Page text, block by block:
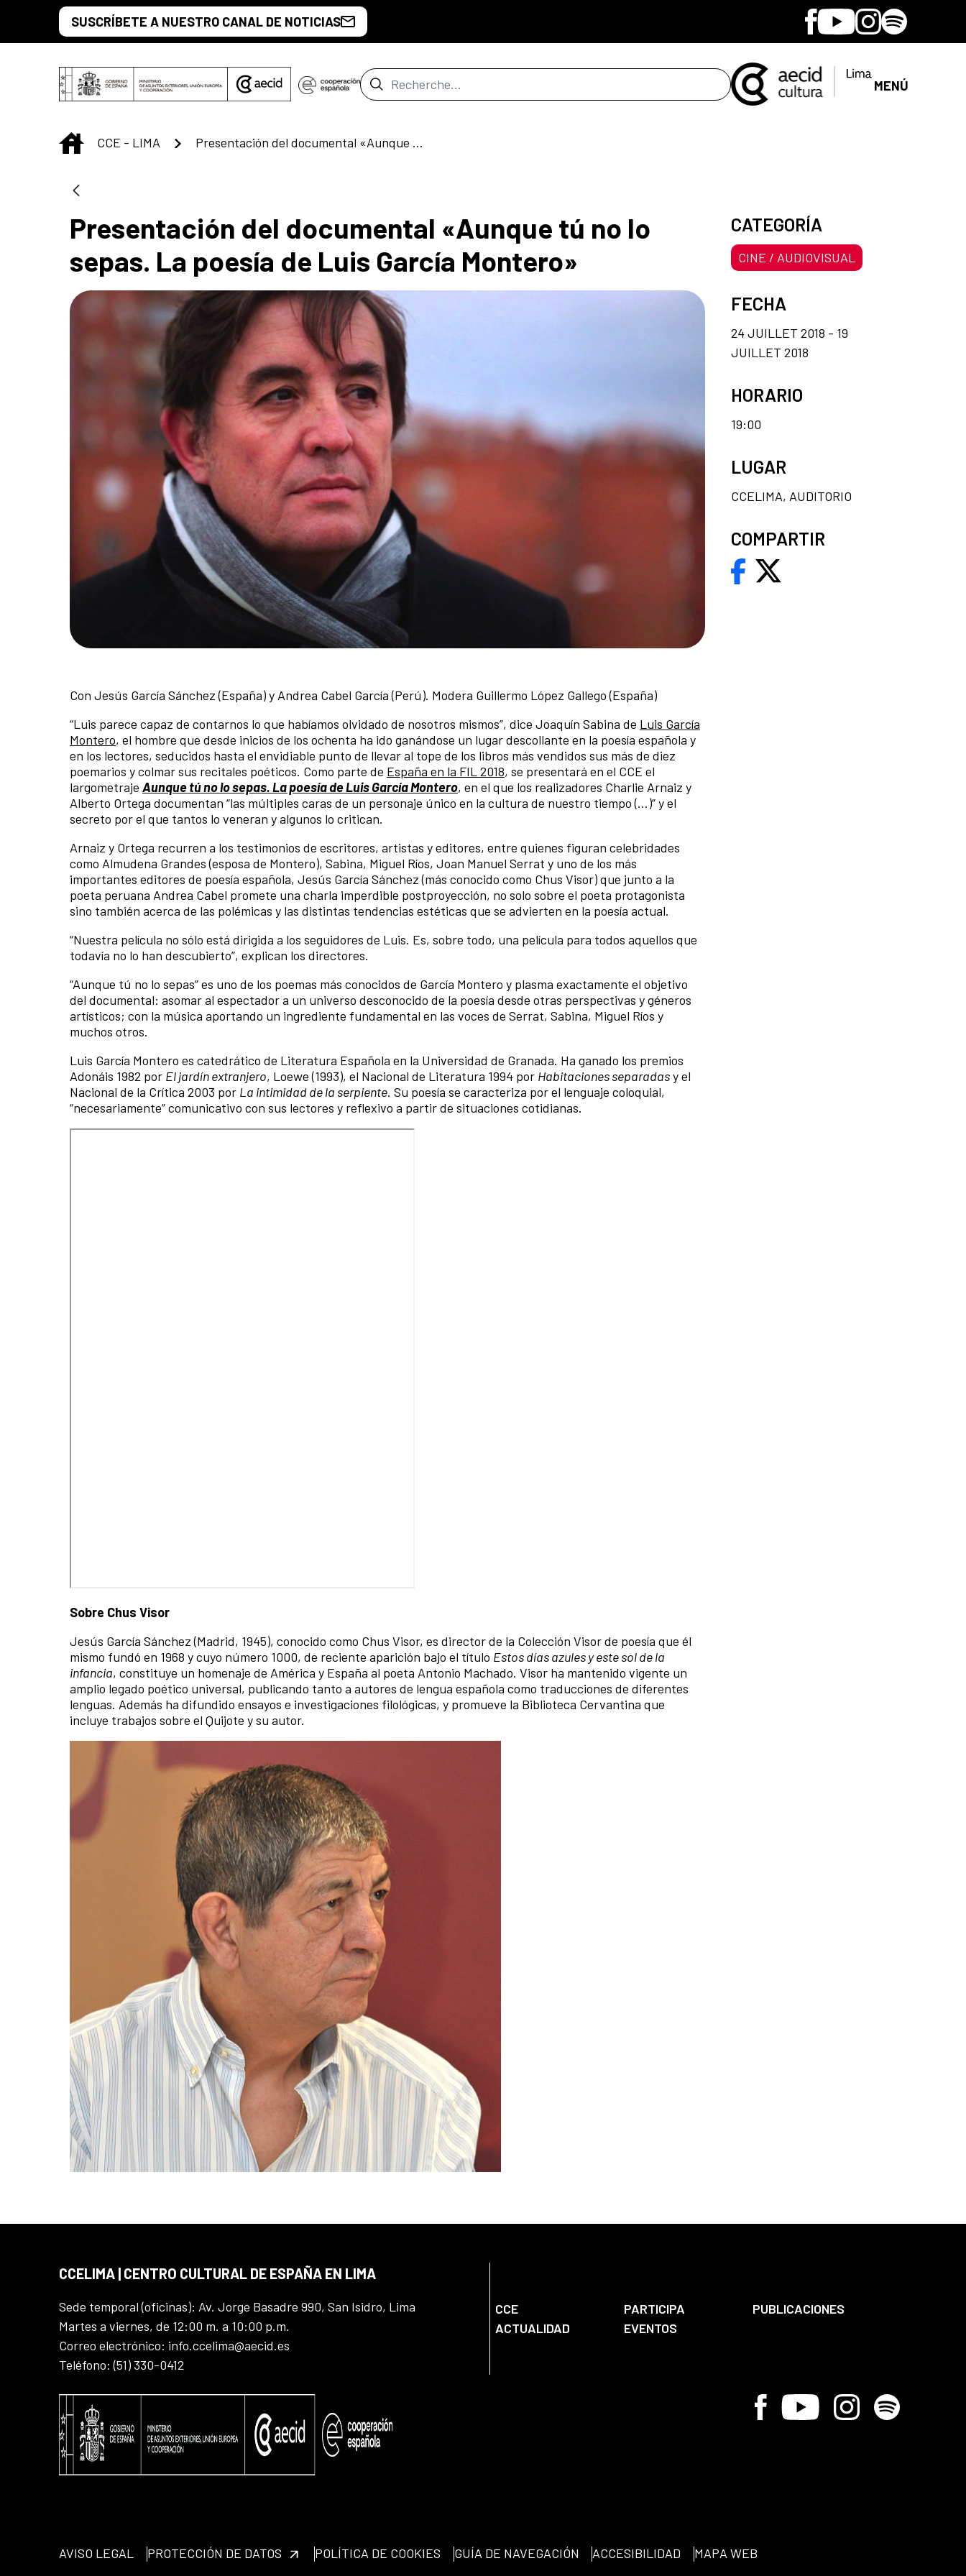
Saut au contenu principal
SUSCRÍBETE A NUESTRO CANAL DE NOTICIAS Facebook
YoutubeInstagram
Spotify
Barre de recherche MENÚ
INICIO
CCE - LIMA Presentación del documental «Aunque tú no lo sepas. La poesía de Luis García Montero»
Presentación del documental «Aunque tú no lo
sepas. La poesía de Luis García Montero»
Con Jesús García Sánchez (España) y Andrea Cabel García (Perú). Modera Guillermo López Gallego (España)
“Luis parece capaz de contarnos lo que habíamos olvidado de nosotros mismos”, dice Joaquín Sabina de Luis García
Montero, el hombre que desde inicios de los ochenta ha ido ganándose un lugar descollante en la poesía española y
en los lectores, seducidos hasta el envidiable punto de llevar al tope de los libros más vendidos sus más de diez
poemarios y colmar sus recitales poéticos. Como parte de España en la FIL 2018, se presentará en el CCE el
largometraje Aunque tú no lo sepas. La poesía de Luis García Montero, en el que los realizadores Charlie Arnaiz y
Alberto Ortega documentan “las múltiples caras de un personaje único en la cultura de nuestro tiempo (…)” y el
secreto por el que tantos lo veneran y algunos lo critican.
Arnaiz y Ortega recurren a los testimonios de escritores, artistas y editores, entre quienes figuran celebridades
como Almudena Grandes (esposa de Montero), Sabina, Miguel Ríos, Joan Manuel Serrat y uno de los más
importantes editores de poesía española, Jesús García Sánchez (más conocido como Chus Visor) que junto a la
poeta peruana Andrea Cabel promete una charla imperdible postproyección, no solo sobre el poeta protagonista
sino también acerca de las polémicas y las distintas tendencias estéticas que se advierten en la poesía actual.
“Nuestra película no sólo está dirigida a los seguidores de Luis. Es, sobre todo, una película para todos aquellos que
todavía no lo han descubierto”, explican los directores.
“Aunque tú no lo sepas” es uno de los poemas más conocidos de García Montero y plasma exactamente el objetivo
del documental: asomar al espectador a un universo desconocido de la poesía desde otras perspectivas y géneros
artísticos; con la música aportando un ingrediente fundamental en las voces de Serrat, Sabina, Miguel Ríos y
muchos otros.
Luis García Montero es catedrático de Literatura Española en la Universidad de Granada. Ha ganado los premios
Adonáis 1982 por El jardín extranjero, Loewe (1993), el Nacional de Literatura 1994 por Habitaciones separadasy el
Nacional de la Crítica 2003 por La intimidad de la serpiente. Su poesía se caracteriza por el lenguaje coloquial,
“necesariamente” comunicativo con sus lectores y reflexivo a partir de situaciones cotidianas.
Sobre Chus Visor
Jesús García Sánchez (Madrid, 1945), conocido como Chus Visor, es director de la Colección Visor de poesía que él
mismo fundó en 1968 y cuyo número 1000, de reciente aparición bajo el título Estos días azules y este sol de la
infancia, constituye un homenaje de América y España al poeta Antonio Machado. Visor ha mantenido vigente un
amplio legado poético universal, publicando tanto a autores de lengua española como traducciones de diferentes
lenguas. Además ha difundido ensayos e investigaciones filológicas, y promueve la Biblioteca Cervantina que
incluye trabajos sobre el Quijote y su autor.
CATEGORÍA
CINE / AUDIOVISUAL
FECHA
24 JUILLET 2018 - 19
JUILLET 2018
HORARIO
19:00
LUGAR
CCELIMA, AUDITORIO
COMPARTIR
CCELIMA | CENTRO CULTURAL DE ESPAÑA EN LIMA
Sede temporal (oficinas): Av. Jorge Basadre 990, San Isidro, Lima
Martes a viernes, de 12:00 m. a 10:00 p.m.
Correo electrónico: info.ccelima@aecid.es
Teléfono: (51) 330-0412
CCE PARTICIPA
PUBLICACIONES
ACTUALIDAD
EVENTOS
Facebook
Youtube InstagramSpotify
AVISO LEGAL PROTECCIÓN DE DATOS POLÍTICA DE COOKIES GUÍA DE NAVEGACIÓN ACCESIBILIDAD MAPA WEB